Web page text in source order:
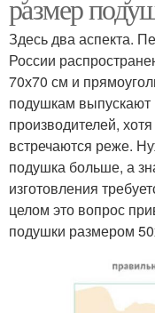
размер
Здесь два аспекта.
России
70х70 см и
подушкам выпускают
производителей,
встречаются реже.
подушка больше, а
изготовления
целом это вопрос
подушки размером